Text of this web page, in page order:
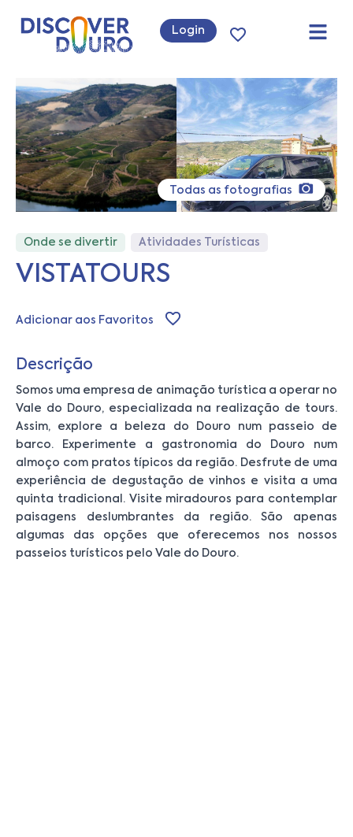
Login
Todas as fotografias
Onde se divertir Atividades Turísticas
VISTATOURS
Adicionar aos Favoritos
Descrição
Somos uma empresa de animação turística a operar no
Vale do Douro, especializada na realização de tours.
Assim, explore a beleza do Douro num passeio de
barco. Experimente a gastronomia do Douro num
almoço com pratos típicos da região. Desfrute de uma
experiência de degustação de vinhos e visita a uma
quinta tradicional. Visite miradouros para contemplar
paisagens deslumbrantes da região. São apenas
algumas das opções que oferecemos nos nossos
passeios turísticos pelo Vale do Douro.